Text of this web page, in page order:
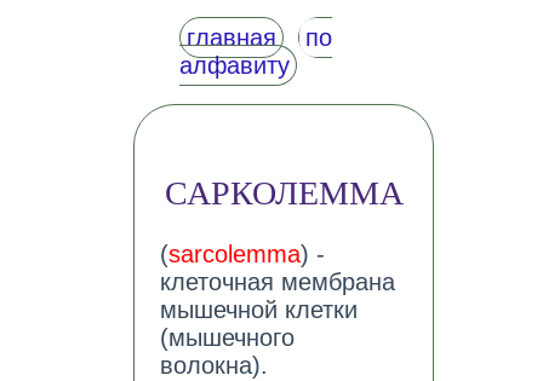
главная
по
алфавиту
САРКОЛЕММА
(sarcolemma) -
клеточная мембрана
мышечной клетки
(мышечного
волокна).